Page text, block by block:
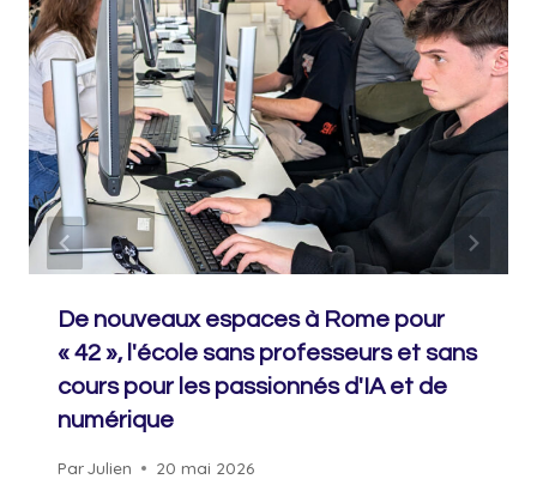
De nouveaux espaces à Rome pour
« 42 », l'école sans professeurs et sans
cours pour les passionnés d'IA et de
numérique
ParJulien 20 mai 2026